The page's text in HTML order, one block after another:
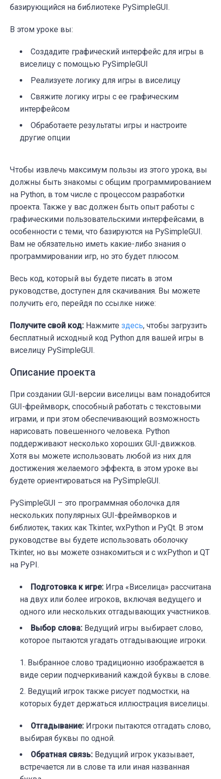
базирующийся на библиотеке PySimpleGUI.
В этом уроке вы:
Создадите графический интерфейс для игры в
виселицу с помощью PySimpleGUI
Реализуете логику для игры в виселицу
Свяжите логику игры с ее графическим
интерфейсом
Обработаете результаты игры и настроите
другие опции
Чтобы извлечь максимум пользы из этого урока, вы
должны быть знакомы с общим программированием
на Python, в том числе с процессом разработки
проекта. Также у вас должен быть опыт работы с
графическими пользовательскими интерфейсами, в
особенности с теми, что базируются на PySimpleGUI.
Вам не обязательно иметь какие-либо знания о
программировании игр, но это будет плюсом.
Весь код, который вы будете писать в этом
руководстве, доступен для скачивания. Вы можете
получить его, перейдя по ссылке ниже:
Получите свой код: Нажмите здесь, чтобы загрузить
бесплатный исходный код Python для вашей игры в
виселицу PySimpleGUI.
Описание проекта
При создании GUI-версии виселицы вам понадобится
GUI-фреймворк, способный работать с текстовыми
играми, и при этом обеспечивающий возможность
нарисовать повешенного человека. Python
поддерживают несколько хороших GUI-движков.
Хотя вы можете использовать любой из них для
достижения желаемого эффекта, в этом уроке вы
будете ориентироваться на PySimpleGUI.
PySimpleGUI – это программная оболочка для
нескольких популярных GUI-фреймворков и
библиотек, таких как Tkinter, wxPython и PyQt. В этом
руководстве вы будете использовать оболочку
Tkinter, но вы можете ознакомиться и с wxPython и QT
на PyPI.
Подготовка к игре: Игра «Виселица» рассчитана
на двух или более игроков, включая ведущего и
одного или нескольких отгадывающих участников.
Выбор слова: Ведущий игры выбирает слово,
которое пытаются угадать отгадывающие игроки.
Выбранное слово традиционно изображается в
виде серии подчеркиваний каждой буквы в слове.
Ведущий игрок также рисует подмостки, на
которых будет держаться иллюстрация виселицы.
Отгадывание: Игроки пытаются отгадать слово,
выбирая буквы по одной.
Обратная связь: Ведущий игрок указывает,
встречается ли в слове та или иная названная